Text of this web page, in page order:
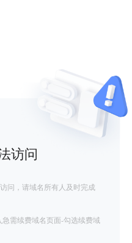
访问
问，请域名所有人及时完成
需续费域名页面-勾选续费域